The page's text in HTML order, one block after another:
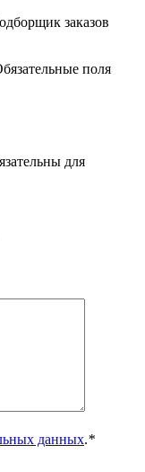
заказов
поля
для
данных.*